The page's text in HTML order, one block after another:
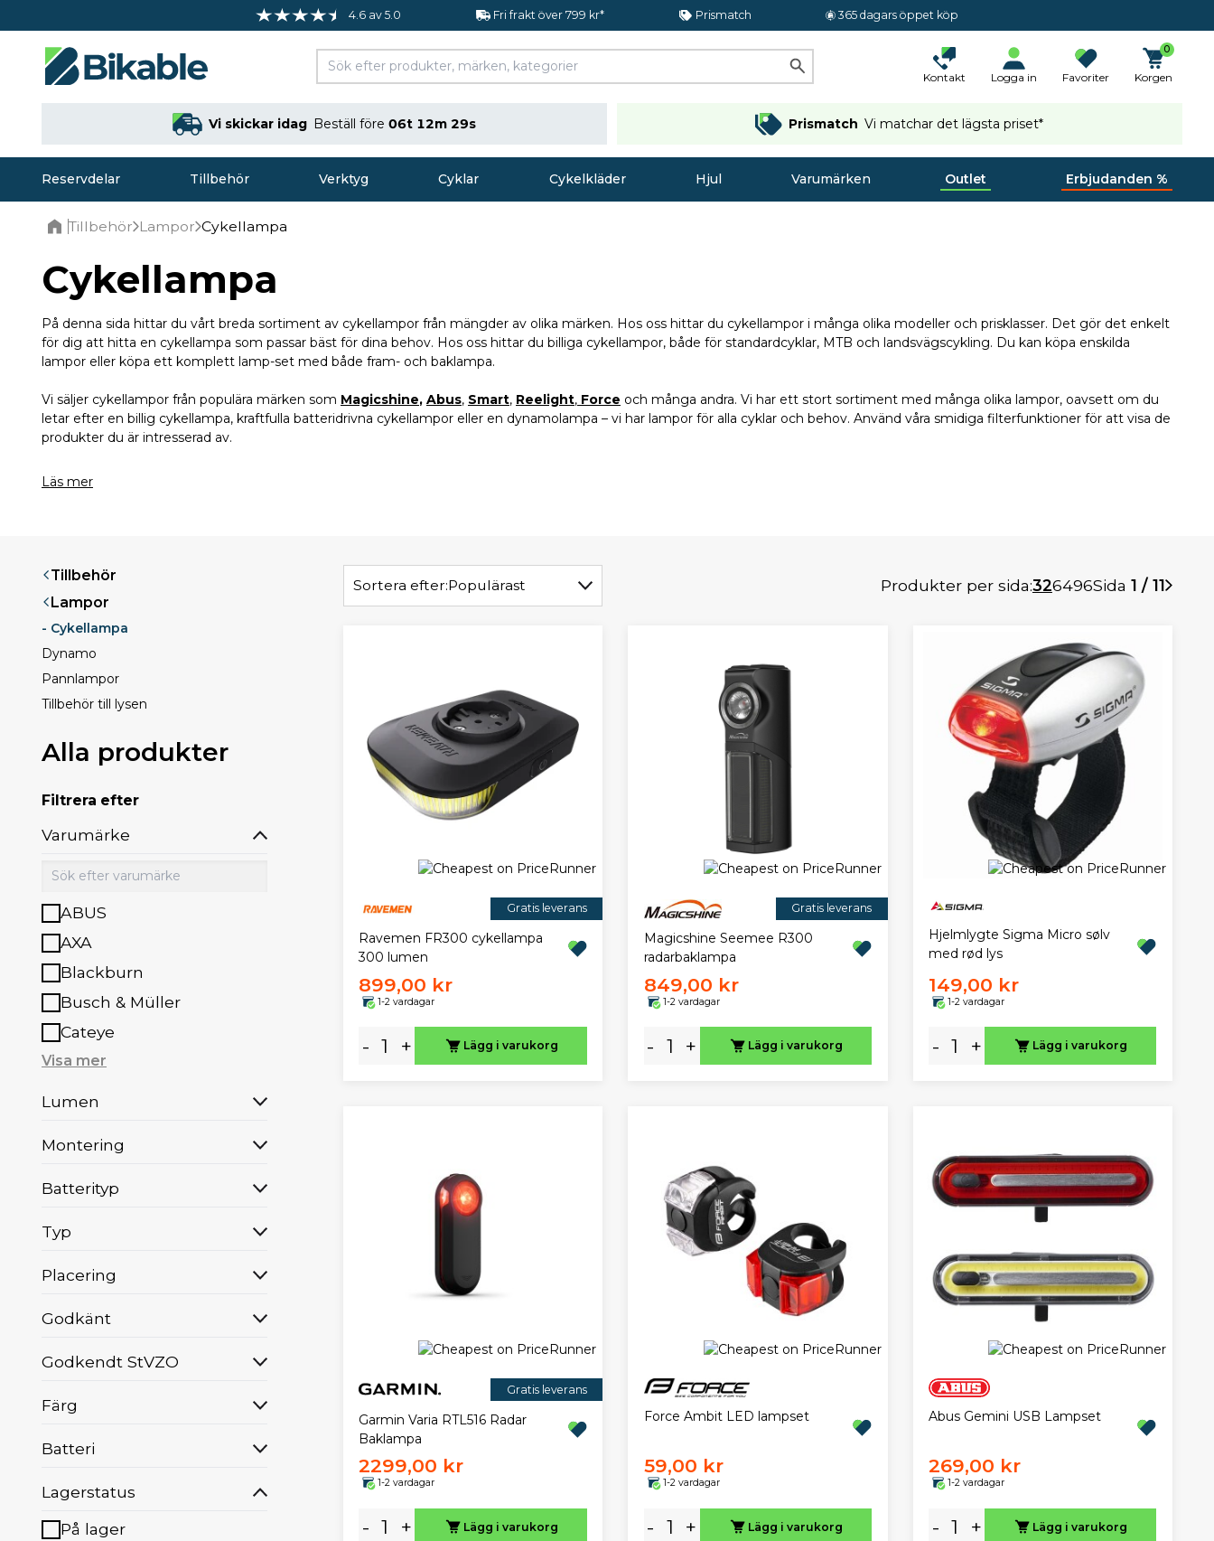
4.6 av 5.0 Fri frakt över 799 kr* Prismatch 365 dagars öppet köp
Kontakt Logga in Favoriter
0
Korgen
Vi skickar idag Beställ före 06t 12m 28s Prismatch Vi matchar det lägsta priset*
Reservdelar Tillbehör Verktyg Cyklar Cykelkläder Hjul Varumärken Outlet Erbjudanden %
Tillbehör Lampor Cykellampa
Cykellampa
På denna sida hittar du vårt breda sortiment av cykellampor från mängder av olika märken. Hos oss hittar du cykellampor i många olika modeller och prisklasser. Det gör det enkelt
för dig att hitta en cykellampa som passar bäst för dina behov. Hos oss hittar du billiga cykellampor, både för standardcyklar, MTB och landsvägscykling. Du kan köpa enskilda
lampor eller köpa ett komplett lamp-set med både fram- och baklampa.
Vi säljer cykellampor från populära märken som Magicshine, Abus, Smart, Reelight, Force och många andra. Vi har ett stort sortiment med många olika lampor, oavsett om du
letar efter en billig cykellampa, kraftfulla batteridrivna cykellampor eller en dynamolampa – vi har lampor för alla cyklar och behov. Använd våra smidiga filterfunktioner för att visa de
produkter du är intresserad av.
Läs mer
Tillbehör
Lampor
- Cykellampa
Dynamo
Pannlampor
Tillbehör till lysen
Alla produkter
Filtrera efter
Varumärke
ABUS
AXA
Blackburn
Busch & Müller
Cateye
Visa mer
Lumen
Montering
Batterityp
Typ
Placering
Godkänt
Godkendt StVZO
Färg
Batteri
Lagerstatus
På lager
Sortera efter:Populärast Produkter per sida:326496Sida 1 / 11
Gratis leverans
Ravemen FR300 cykellampa
300 lumen
899,00 kr
1-2 vardagar
- + Lägg i varukorg
Gratis leverans
Magicshine Seemee R300
radarbaklampa
849,00 kr
1-2 vardagar
- + Lägg i varukorg
Hjelmlygte Sigma Micro sølv
med rød lys
149,00 kr
1-2 vardagar
- + Lägg i varukorg
Gratis leverans
Garmin Varia RTL516 Radar
Baklampa
2299,00 kr
1-2 vardagar
- + Lägg i varukorg
Force Ambit LED lampset
59,00 kr
1-2 vardagar
- + Lägg i varukorg
Abus Gemini USB Lampset
269,00 kr
1-2 vardagar
- + Lägg i varukorg